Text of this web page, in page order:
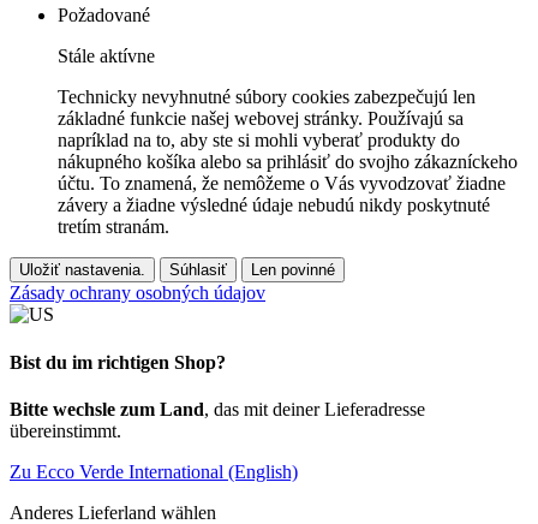
Požadované
Stále aktívne
Technicky nevyhnutné súbory cookies zabezpečujú len
základné funkcie našej webovej stránky. Používajú sa
napríklad na to, aby ste si mohli vyberať produkty do
nákupného košíka alebo sa prihlásiť do svojho zákazníckeho
účtu. To znamená, že nemôžeme o Vás vyvodzovať žiadne
závery a žiadne výsledné údaje nebudú nikdy poskytnuté
tretím stranám.
Uložiť nastavenia. Súhlasiť Len povinné
Zásady ochrany osobných údajov
Bist du im richtigen Shop?
Bitte wechsle zum Land, das mit deiner Lieferadresse
übereinstimmt.
Zu Ecco Verde International (English)
Anderes Lieferland wählen